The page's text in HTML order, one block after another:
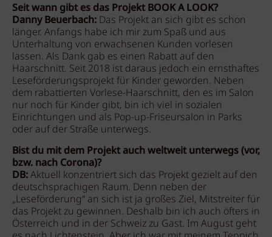
Seit wann gibt es das Projekt BOOK A LOOK?
Danny Beuerbach: Das Projekt an sich gibt es schon
länger. Anfangs habe ich mir zum Spaß und aus
Unterhaltung von erwachsenen Kunden vorlesen
lassen. Als Dank gab es einen Rabatt auf den
Haarschnitt. Seit 2018 ist daraus jedoch ein ernsthaftes
Leseförderungsprojekt für Kinder geworden. Neben
dem rabattierten Vorlese-Haarschnitt, den es im Salon
nur noch für Kinder gibt, bin ich viel in sozialen
Einrichtungen und als Pop-up-Friseursalon in Parks
oder auf der Straße unterwegs.
Bist du mit dem Projekt auch weltweit unterwegs (vor,
bzw. nach Corona)?
DB:Aktuell konzentriert sich das Projekt gezielt auf den
deutschsprachigen Raum. Denn neben der
„Leseförderung“ an sich ist ja großes Ziel, Mitstreiter für
das Projekt zu gewinnen. Deshalb bin ich auch öfters in
Österreich und in der Schweiz zu Gast. Im August geht